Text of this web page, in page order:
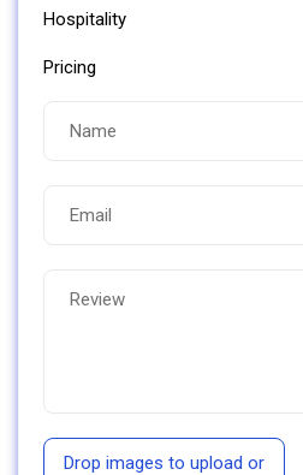
Hospitality
Pricing
Drop images to upload or